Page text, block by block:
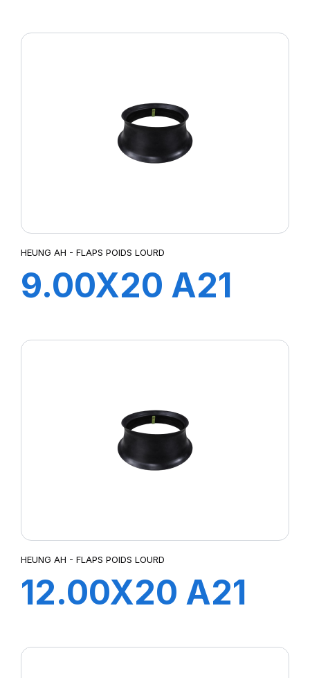
HEUNG AH - FLAPS POIDS LOURD
9.00X20 A21
HEUNG AH - FLAPS POIDS LOURD
12.00X20 A21